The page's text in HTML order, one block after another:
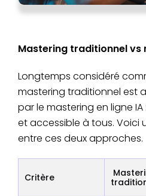
Mastering traditionnel vs
Longtemps considéré
mastering traditionnel est
par le mastering en ligne
et accessible à tous. Voici
entre ces deux approches.
Critère